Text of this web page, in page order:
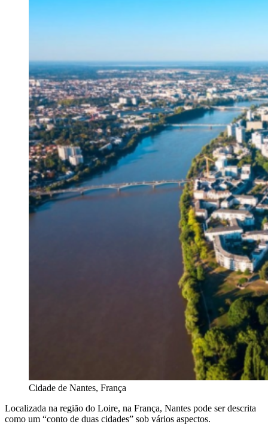
Cidade de Nantes, França
Localizada na região do Loire, na França, Nantes pode ser descrita
como um “conto de duas cidades” sob vários aspectos.